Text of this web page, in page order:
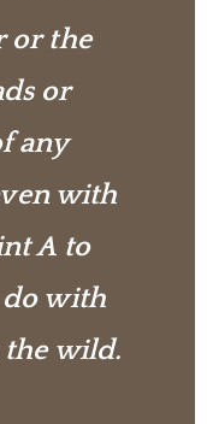
or the
or
any
with
A to
with
wild.